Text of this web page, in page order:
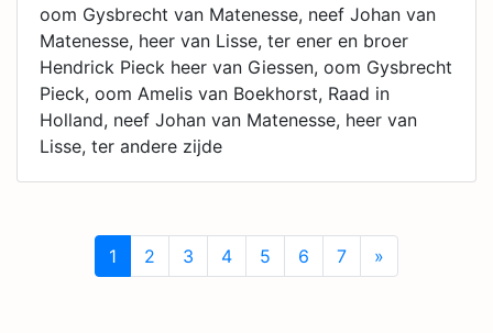
oom Gysbrecht van Matenesse, neef Johan van
Matenesse, heer van Lisse, ter ener en broer
Hendrick Pieck heer van Giessen, oom Gysbrecht
Pieck, oom Amelis van Boekhorst, Raad in
Holland, neef Johan van Matenesse, heer van
Lisse, ter andere zijde
1 2 3 4 5 6 7 »